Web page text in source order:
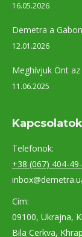
16.05.2026
Demetra a
12.01.2026
Meghívjuk Önt
11.06.2025
Telefonok:
+38 (067) 404-
Cím:
09100, Ukrajna,
Bila Cerkva,